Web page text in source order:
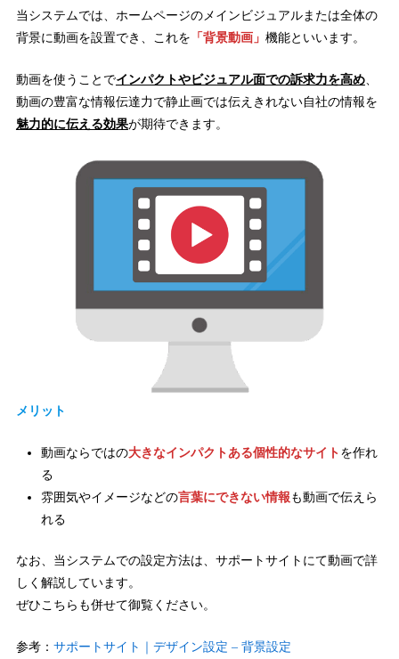
当システムでは、ホームページのメインビジュアルまたは全体の
背景に動画を設置でき、これを 「背景動画」 機能といいます。
動画を使うことでインパクトやビジュアル面での訴求力を高め、
動画の豊富な情報伝達力で静止画では伝えきれない自社の情報を
魅力的に伝える効果が期待できます。
メリット
動画ならではの大きなインパクトある個性的なサイト を作れ
る
雰囲気やイメージなどの言葉にできない情報 も動画で伝えら
れる
なお、当システムでの設定方法は、サポートサイトにて動画で詳
しく解説しています。
ぜひこちらも併せて御覧ください。
参考： サポートサイト｜デザイン設定 – 背景設定